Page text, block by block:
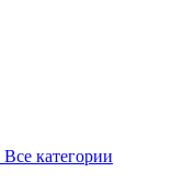
Все категории